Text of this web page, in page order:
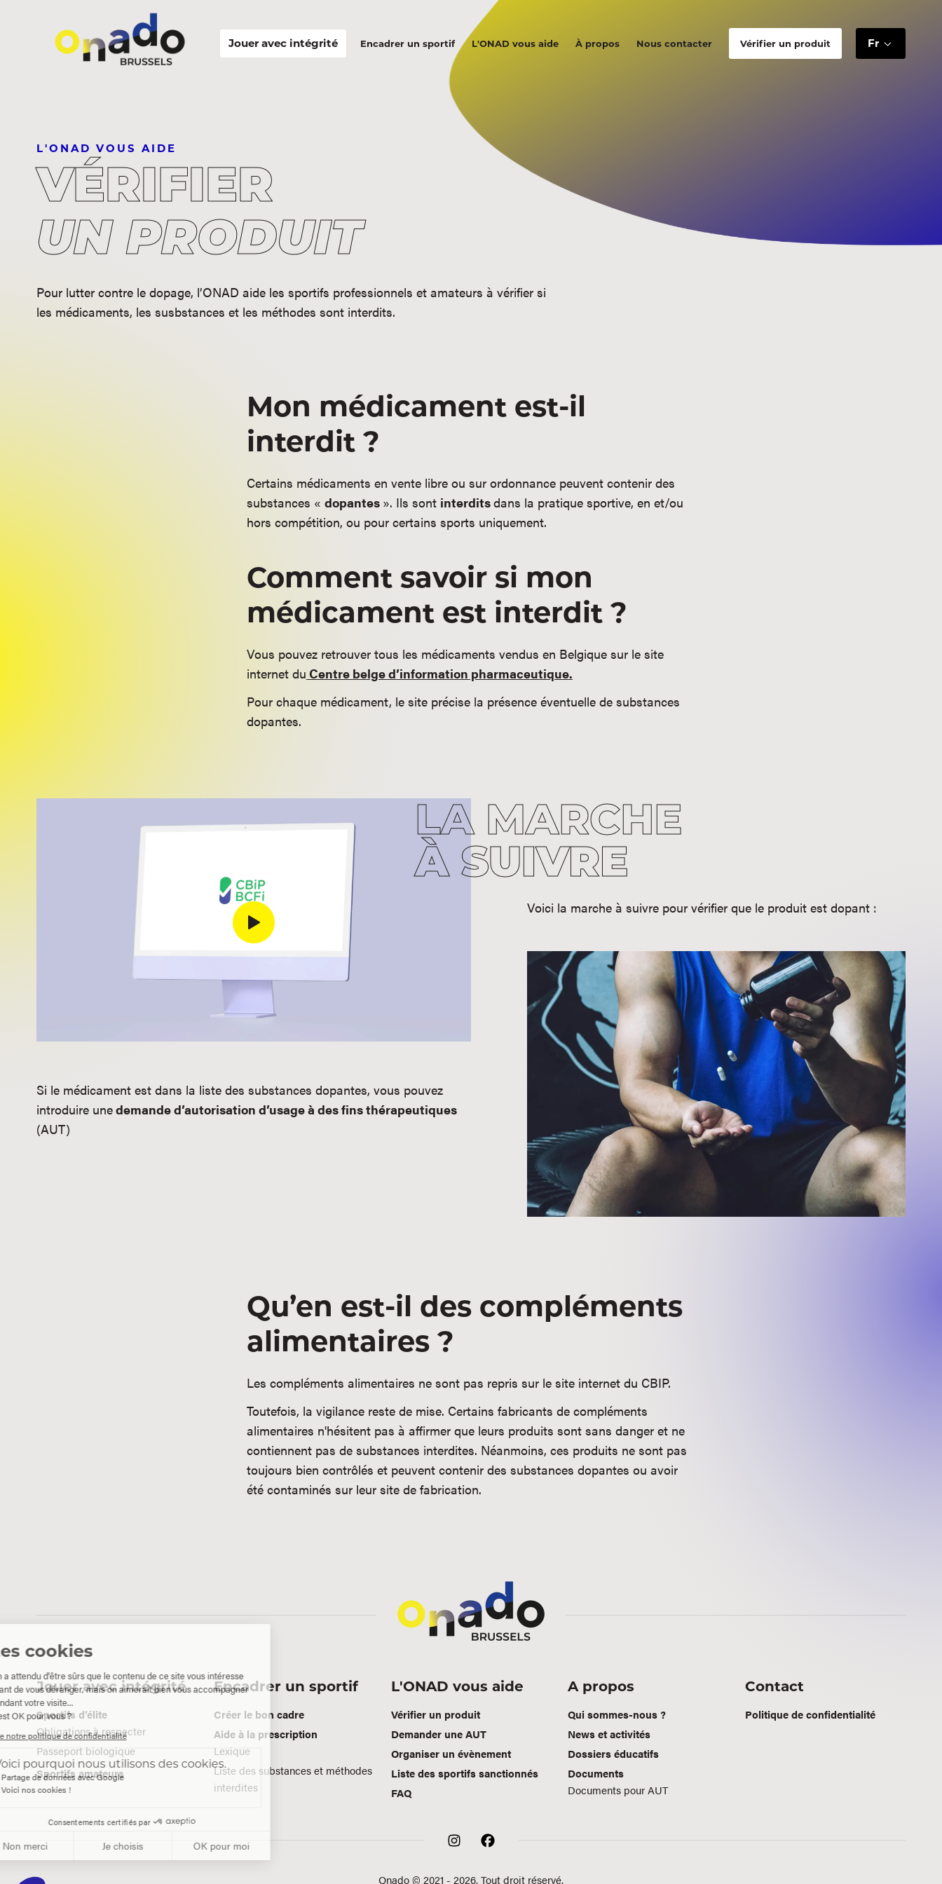
Jouer avec intégrité Encadrer un sportif L'ONAD vous aide À propos Nous contacter Vérifier un produit Fr
L'ONAD VOUS AIDE
VÉRIFIER
UN PRODUIT
Pour lutter contre le dopage, l’ONAD aide les sportifs professionnels et amateurs à vérifier si
les médicaments, les susbstances et les méthodes sont interdits.
Mon médicament est-il
interdit ?
Certains médicaments en vente libre ou sur ordonnance peuvent contenir des
substances « dopantes ». Ils sont interditsdans la pratique sportive, en et/ou
hors compétition, ou pour certains sports uniquement.
Comment savoir si mon
médicament est interdit ?
Vous pouvez retrouver tous les médicaments vendus en Belgique sur le site
internet du Centre belge d’information pharmaceutique.
Pour chaque médicament, le site précise la présence éventuelle de substances
dopantes.
Si le médicament est dans la liste des substances dopantes, vous pouvez
introduire unedemande d’autorisation d’usage à des fins thérapeutiques
(AUT)
LA MARCHE
À SUIVRE
Voici la marche à suivre pour vérifier que le produit est dopant :
Qu’en est-il des compléments
alimentaires ?
Les compléments alimentaires ne sont pas repris sur le site internet du CBIP.
Toutefois, la vigilance reste de mise. Certains fabricants de compléments
alimentaires n'hésitent pas à affirmer que leurs produits sont sans danger et ne
contiennent pas de substances interdites. Néanmoins, ces produits ne sont pas
toujours bien contrôlés et peuvent contenir des substances dopantes ou avoir
été contaminés sur leur site de fabrication.
Jouer avec intégrité
Sportifs d’élite
Obligations à respecter
Passeport biologique
Sportifs amateurs
Encadrer un sportif
Créer le bon cadre
Aide à la prescription
Lexique
Liste des substances et méthodes
interdites
L'ONAD vous aide
Vérifier un produit
Demander une AUT
Organiser un évènement
Liste des sportifs sanctionnés
FAQ
A propos
Qui sommes-nous ?
News et activités
Dossiers éducatifs
Documents
Documents pour AUT
Contact
Politique de confidentialité
Onado © 2021 - 2026. Tout droit réservé.